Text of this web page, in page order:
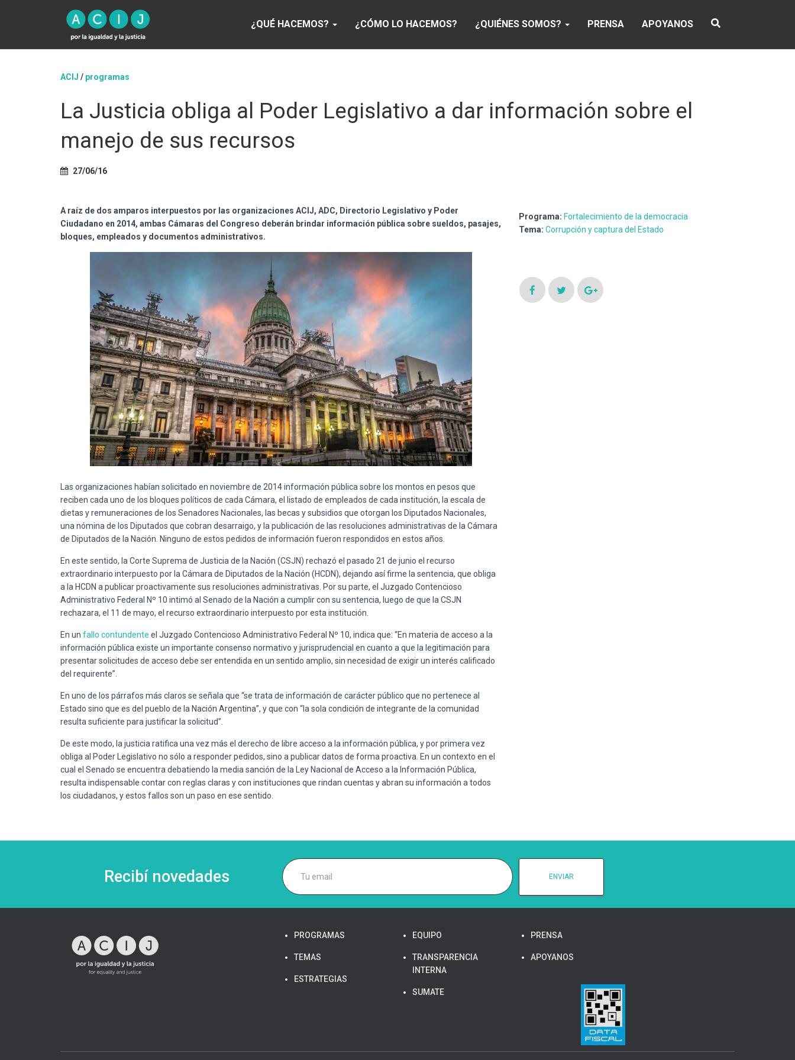
¿QUÉ HACEMOS? ¿CÓMO LO HACEMOS? ¿QUIÉNES SOMOS? PRENSA APOYANOS
ACIJ / programas
La Justicia obliga al Poder Legislativo a dar información sobre el
manejo de sus recursos
27/06/16
A raíz de dos amparos interpuestos por las organizaciones ACIJ, ADC, Directorio Legislativo y Poder
Ciudadano en 2014, ambas Cámaras del Congreso deberán brindar información pública sobre sueldos, pasajes,
bloques, empleados y documentos administrativos.
Las organizaciones habían solicitado en noviembre de 2014 información pública sobre los montos en pesos que
reciben cada uno de los bloques políticos de cada Cámara, el listado de empleados de cada institución, la escala de
dietas y remuneraciones de los Senadores Nacionales, las becas y subsidios que otorgan los Diputados Nacionales,
una nómina de los Diputados que cobran desarraigo, y la publicación de las resoluciones administrativas de la Cámara
de Diputados de la Nación. Ninguno de estos pedidos de información fueron respondidos en estos años.
En este sentido, la Corte Suprema de Justicia de la Nación (CSJN) rechazó el pasado 21 de junio el recurso
extraordinario interpuesto por la Cámara de Diputados de la Nación (HCDN), dejando así firme la sentencia, que obliga
a la HCDN a publicar proactivamente sus resoluciones administrativas. Por su parte, el Juzgado Contencioso
Administrativo Federal Nº 10 intimó al Senado de la Nación a cumplir con su sentencia, luego de que la CSJN
rechazara, el 11 de mayo, el recurso extraordinario interpuesto por esta institución.
En un fallo contundente el Juzgado Contencioso Administrativo Federal Nº 10, indica que: “En materia de acceso a la
información pública existe un importante consenso normativo y jurisprudencial en cuanto a que la legitimación para
presentar solicitudes de acceso debe ser entendida en un sentido amplio, sin necesidad de exigir un interés calificado
del requirente”.
En uno de los párrafos más claros se señala que “se trata de información de carácter público que no pertenece al
Estado sino que es del pueblo de la Nación Argentina”, y que con “la sola condición de integrante de la comunidad
resulta suficiente para justificar la solicitud”.
De este modo, la justicia ratifica una vez más el derecho de libre acceso a la información pública, y por primera vez
obliga al Poder Legislativo no sólo a responder pedidos, sino a publicar datos de forma proactiva. En un contexto en el
cual el Senado se encuentra debatiendo la media sanción de la Ley Nacional de Acceso a la Información Pública,
resulta indispensable contar con reglas claras y con instituciones que rindan cuentas y abran su información a todos
los ciudadanos, y estos fallos son un paso en ese sentido.
Programa: Fortalecimiento de la democracia
Tema: Corrupción y captura del Estado
Recibí novedades
PROGRAMAS
TEMAS
ESTRATEGIAS
EQUIPO
TRANSPARENCIA
INTERNA
SUMATE
PRENSA
APOYANOS